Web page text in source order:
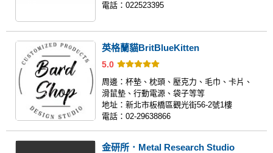
電話： 022523395
英格蘭貓BritBlueKitten
5.0
周邊： 杯墊、枕頭、壓克力、毛巾、卡片、
滑鼠墊、行動電源、袋子等等
地址： 新北市板橋區觀光街56-2號1樓
電話： 02-29638866
金研所．Metal Research Studio